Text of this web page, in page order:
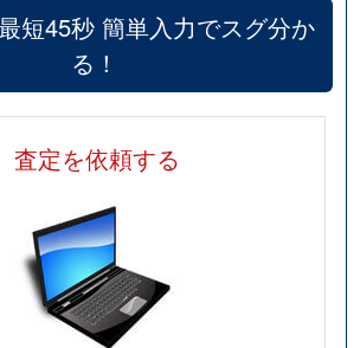
短45秒 簡単入力でスグ分か
る！
査定を依頼する